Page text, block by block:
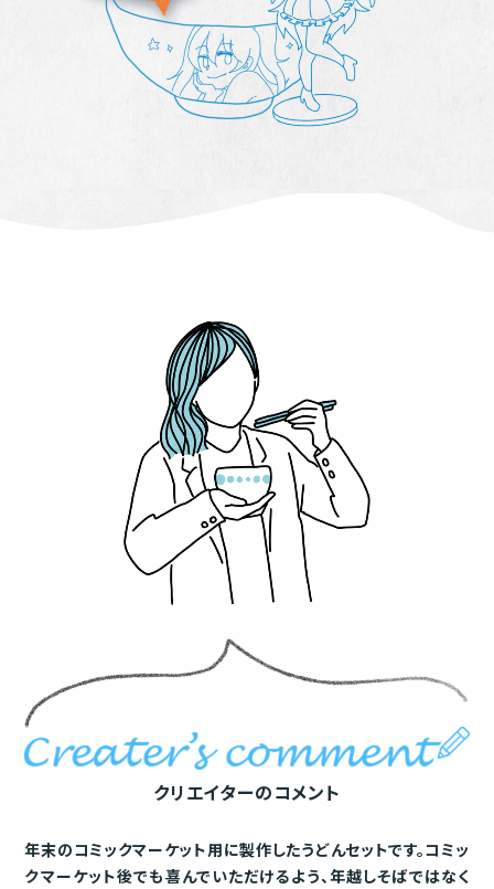
クリエイターのコメント
年末のコミックマーケット用に製作したうどんセットです。コミッ
クマーケット後でも喜んでいただけるよう、年越しそばではなく